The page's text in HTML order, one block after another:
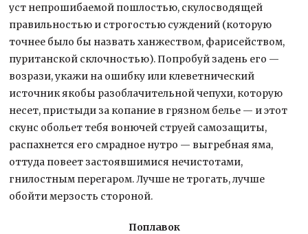
уст непрошибаемой пошлостью, скулосводящей
правильностью и строгостью суждений (которую
точнее было бы назвать ханжеством, фарисейством,
пуританской склочностью). Попробуй задень его —
возрази, укажи на ошибку или клеветнический
источник якобы разоблачительной чепухи, которую
несет, пристыди за копание в грязном белье — и этот
скунс обольет тебя вонючей струей самозащиты,
распахнется его смрадное нутро — выгребная яма,
оттуда повеет застоявшимися нечистотами,
гнилостным перегаром. Лучше не трогать, лучше
обойти мерзость стороной.
Поплавок